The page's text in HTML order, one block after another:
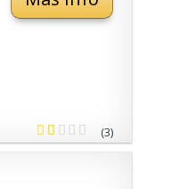
(3)